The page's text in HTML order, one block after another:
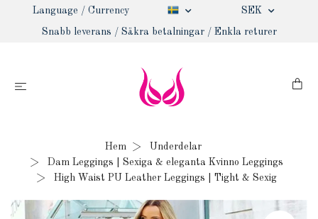
Language / Currency SEK
Snabb leverans / Säkra betalningar / Enkla returer
Hem
Underdelar
Dam Leggings | Sexiga & eleganta Kvinno Leggings
High Waist PU Leather Leggings | Tight & Sexig